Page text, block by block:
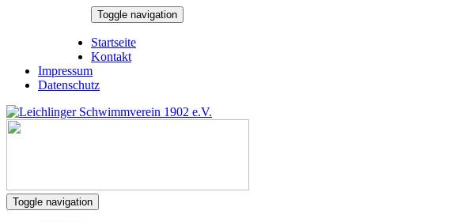
Toggle navigation
Startseite
Kontakt
Impressum
Datenschutz
Toggle navigation